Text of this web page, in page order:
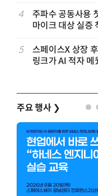
4
주파수 공동사용
마이크 대상 실증
5
스페이스X 상장
링크가 AI 적자 메
주요 행사 ❯